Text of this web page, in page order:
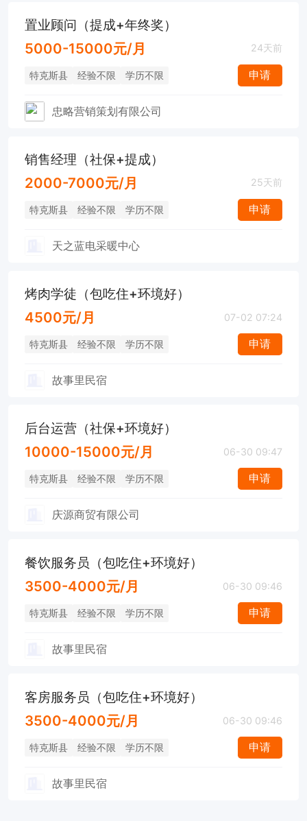
置业顾问（提成+年终奖）
5000-15000元/月 24天前
特克斯县 经验不限 学历不限 申请
忠略营销策划有限公司
销售经理（社保+提成）
2000-7000元/月 25天前
特克斯县 经验不限 学历不限 申请
天之蓝电采暖中心
烤肉学徒（包吃住+环境好）
4500元/月 07-02 07:24
特克斯县 经验不限 学历不限 申请
故事里民宿
后台运营（社保+环境好）
10000-15000元/月 06-30 09:47
特克斯县 经验不限 学历不限 申请
庆源商贸有限公司
餐饮服务员（包吃住+环境好）
3500-4000元/月 06-30 09:46
特克斯县 经验不限 学历不限 申请
故事里民宿
客房服务员（包吃住+环境好）
3500-4000元/月 06-30 09:46
特克斯县 经验不限 学历不限 申请
故事里民宿